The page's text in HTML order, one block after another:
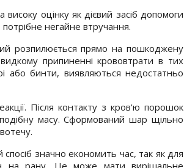
оцінку як дієвий засіб допомоги
негайне втручання.
розпилюється прямо на пошкоджену
припиненні крововтрати в тих
або бинти, виявляються недостатньо
Після контакту з кров'ю порошок
масу. Сформований шар щільно
значно економить час, так як для
на рану. Це може мати вирішальне